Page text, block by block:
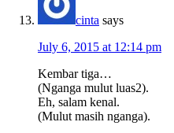
cinta says
July 6, 2015 at 12:14 pm
Kembar tiga…
(Nganga mulut luas2).
Eh, salam kenal.
(Mulut masih nganga).